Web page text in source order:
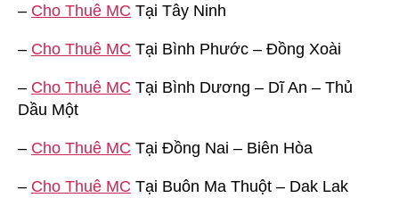
– Cho Thuê MC Tại Tây Ninh
– Cho Thuê MC Tại Bình Phước – Đồng Xoài
– Cho Thuê MC Tại Bình Dương – Dĩ An – Thủ
Dầu Một
– Cho Thuê MC Tại Đồng Nai – Biên Hòa
– Cho Thuê MC Tại Buôn Ma Thuột – Dak Lak